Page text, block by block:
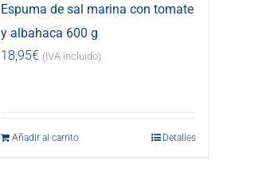
Espuma de sal marina con tomate
y albahaca 600 g
18,95€ (IVA incluido)
Añadir al carrito Detalles